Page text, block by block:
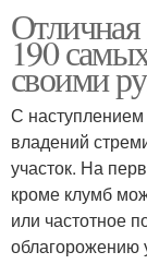
Отличная
190
своими
С
владений
участок. На
кроме клумб
или частотное
облагорожению